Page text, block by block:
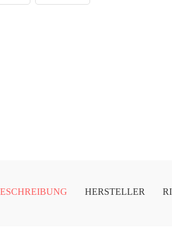
HERSTELLER